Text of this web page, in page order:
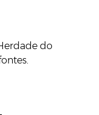
do